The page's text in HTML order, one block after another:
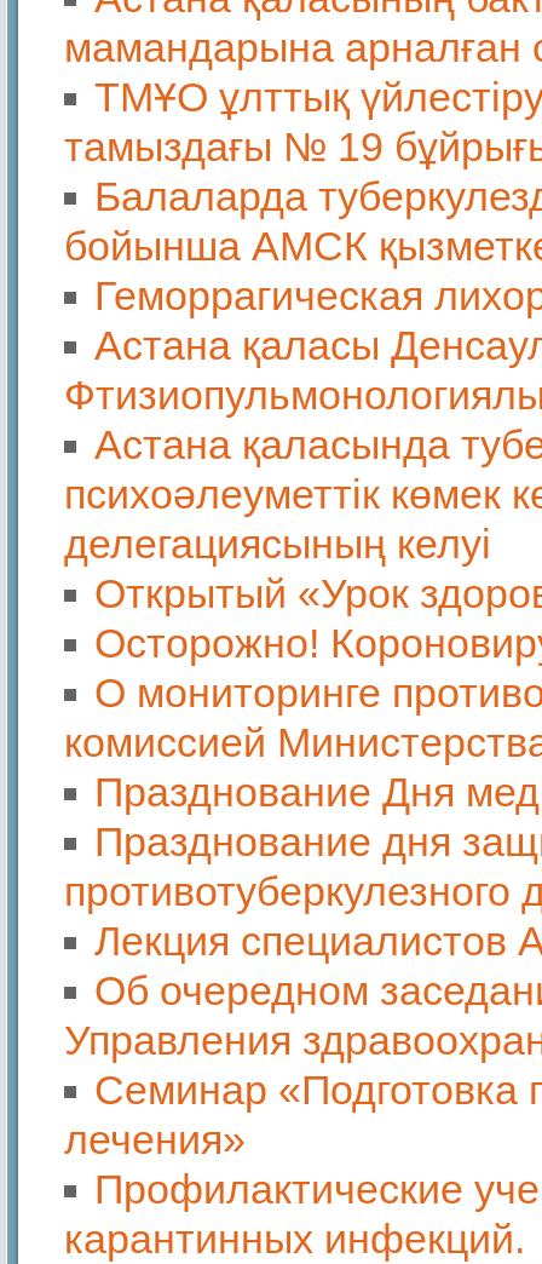
мамандарына арналған
ТМҰО ұлттық
тамыздағы № 19
Балаларда
бойынша АМСК
Геморрагическая
Астана қаласы
Астана қаласында
психоәлеуметтік көмек
делегациясының келуі
Открытый «Урок
Осторожно!
О мониторинге
комиссией
Празднование Дня
Празднование дня
противотуберкулезного
Лекция специалистов
Об очередном
Управления
Cеминар «Подготовка
лечения»
Профилактические
карантинных инфекций.